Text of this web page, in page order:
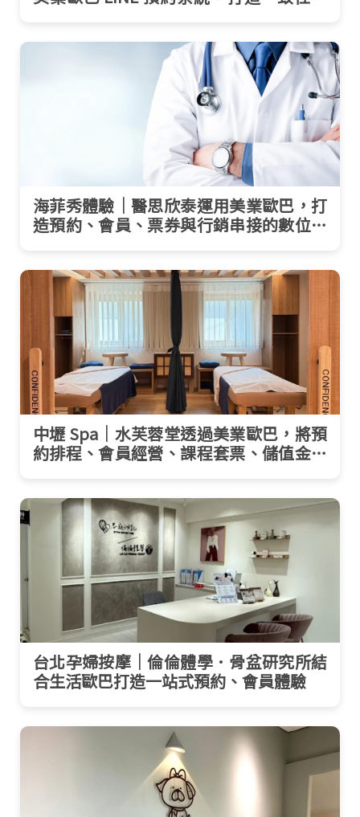
海菲秀體驗｜醫思欣泰運用美業歐巴，打
造預約、會員、票券與行銷串接的數位整
中壢 Spa｜水芙蓉堂透過美業歐巴，將預
約排程、會員經營、課程套票、儲值金全
台北孕婦按摩｜倫倫體學．骨盆研究所結
合生活歐巴打造一站式預約、會員體驗